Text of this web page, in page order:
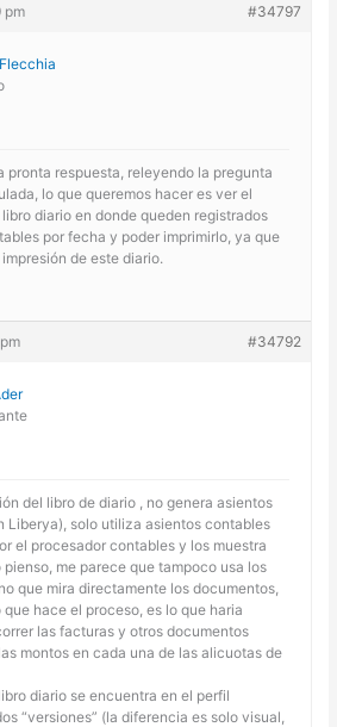
pm #34797
pronta respuesta, releyendo la pregunta
lo que queremos hacer es ver el
diario en donde queden registrados
por fecha y poder imprimirlo, ya que
de este diario.
#34792
del libro de diario , no genera asientos
Liberya), solo utiliza asientos contables
el procesador contables y los muestra
pienso, me parece que tampoco usa los
que mira directamente los documentos,
hace el proceso, es lo que haria
las facturas y otros documentos
montos en cada una de las alicuotas de
diario se encuentra en el perfil
“versiones” (la diferencia es solo visual,